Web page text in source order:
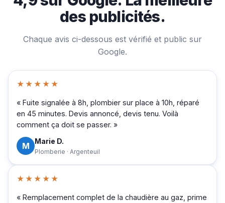
des publicités.
Chaque avis ci-dessous est vérifié et public sur
Google.
★★★★★
« Fuite signalée à 8h, plombier sur place à 10h, réparé
en 45 minutes. Devis annoncé, devis tenu. Voilà
comment ça doit se passer. »
M Marie D.
Plomberie · Argenteuil
★★★★★
« Remplacement complet de la chaudière au gaz, prime